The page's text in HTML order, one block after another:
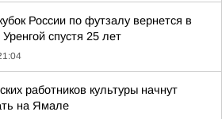
России по футзалу вернется в
спустя 25 лет
работников культуры начнут
на Ямале